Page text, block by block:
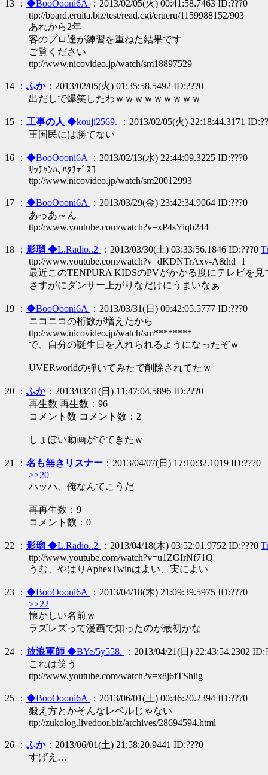
13 ： ◆BooOooni6A ：2013/02/05(火) 00:41:58.7463 ID:???0
ttp://board.eruita.biz/test/read.cgi/erueru/1159988152/903
あれから2年
客のプロ達が練習を重ねた結果です
ご覧ください
ttp://www.nicovideo.jp/watch/sm18897529
14 ： ふか：2013/02/05(火) 01:35:58.5492 ID:???0
出だしで爆笑したわｗｗｗｗｗｗｗｗｗ
15 ： 工事の人 ◆kouji2569.
：2013/02/05(火) 22:18:44.3171
王国民には勝てない
16 ： ◆BooOooni6A ：2013/02/13(水) 22:44:09.3225 ID:???0
ﾘｯﾁｬﾝﾊ､ﾊﾀﾁﾃﾞｽﾖ
ttp://www.nicovideo.jp/watch/sm20012993
17 ： ◆BooOooni6A ：2013/03/29(金) 23:42:34.9064 ID:???0
あっあ～ん
ttp://www.youtube.com/watch?v=xP4sYiqb244
18 ： 影瑠 ◆L.Radio..2 ：2013/03/30(土) 03:33:56.1846 ID:???0
ttp://www.youtube.com/watch?v=dKDNTrAxv-A&hd=1
最近このTENPURA KIDSのPVがかかる度にテレビを見
さすがにダンサー上がりなだけにうまいなぁ
19 ： ◆BooOooni6A ：2013/03/31(日) 00:42:05.5777 ID:???0
ニコニコの桁数が増えたから
ttp://www.nicovideo.jp/watch/sm********
で、自分の誕生日を入れられるようになったぞｗ
UVERworldの弾いてみたで削除されてたｗ
20 ： ふか：2013/03/31(日) 11:47:04.5896 ID:???0
再生数 再生数：96
コメント数 コメント数：2
しょぼい動画がでてきたｗ
21 ： 名も無きリスナー ：2013/04/07(日) 17:10:32.1019 ID:???0
>>20
ハッハ、俺なんてこうだ
再再生数：9
コメント数：0
22 ： 影瑠 ◆L.Radio..2 ：2013/04/18(木) 03:52:01.9752 ID:???0
ttp://www.youtube.com/watch?v=u1ZGIrNf71Q
うむ、やはりAphexTwinはよい、実によい
23 ： ◆BooOooni6A ：2013/04/18(木) 21:09:39.5975 ID:???0
>>22
懐かしい名前ｗ
ラズレズって漫画で知ったのが最初かな
24 ： 放浪軍師 ◆BYe/5y558.
：2013/04/21(日) 22:43:54.2302
これは笑う
ttp://www.youtube.com/watch?v=x8j6fTShlig
25 ： ◆BooOooni6A ：2013/06/01(土) 00:46:20.2394 ID:???0
鍛え方とかそんなレベルじゃない
ttp://zukolog.livedoor.biz/archives/28694594.html
26 ： ふか：2013/06/01(土) 21:58:20.9441 ID:???0
すげえ…